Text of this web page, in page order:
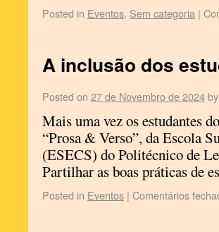
Posted in Eventos, Sem categoria |
A inclusão dos
Posted on 27 de Novembro de 2024by
Mais uma vez os estudantes
“Prosa & Verso”, da Escola
(ESECS) do Politécnico de
Partilhar as boas práticas de
Posted in Eventos | Comentários